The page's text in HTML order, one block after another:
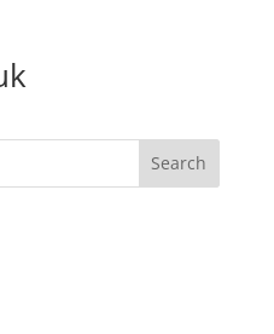
Search